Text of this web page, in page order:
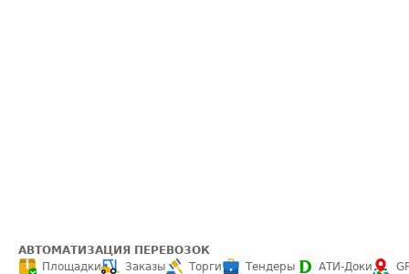
АВТОМАТИЗАЦИЯ ПЕРЕВОЗОК
Площадки
Заказы Торги Тендеры АТИ-Доки